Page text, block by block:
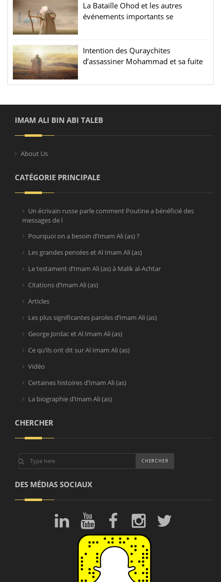
La Bataille Ohod et les autres
événements importants se
Intention des Quraychites
d’assassiner Mohammad et sa fuite
IMAM ALI BIN ABI TALEB
About Us
CATÉGORIE PRINCIPALE
Un écrivain russe parle comment Poutine a bénéficié des
messages de l
Pourquoi on a besoin d’Imam Ali (as) ?
Les grandes pensées et Al Imam Ali (as)
Le testament d’Imam Ali (as) à Malik al-Achtar
Citations d’Imam Ali (as)
Articles
Les plus significantes paroles d’Imam Ali (as)
George Jordac et Al Imam Ali (as)
Ce qu’ils ont dit sur Al Imam Ali (as)
Vidéo
Certaines histoires d’Imam Ali (as)
La biographie d’Imam Ali (as)
CHERCHER
DES MÉDIAS SOCIAUX